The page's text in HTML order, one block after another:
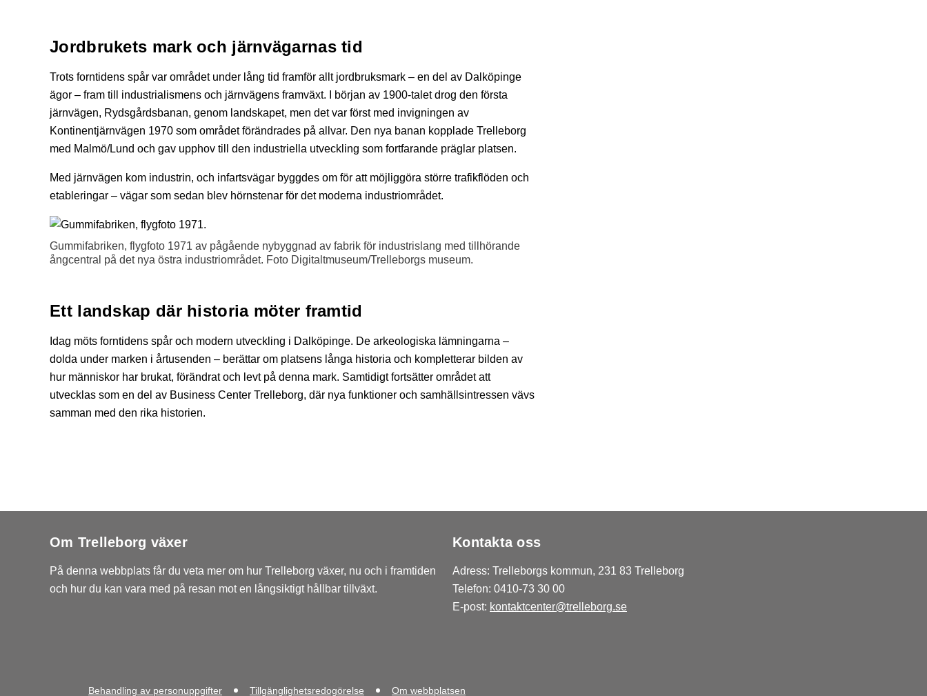
Jordbrukets mark och järnvägarnas tid
Trots forntidens spår var området under lång tid framför allt jordbruksmark – en del av Dalköpinge
ägor – fram till industrialismens och järnvägens framväxt. I början av 1900-talet drog den första
järnvägen, Rydsgårdsbanan, genom landskapet, men det var först med invigningen av
Kontinentjärnvägen 1970 som området förändrades på allvar. Den nya banan kopplade Trelleborg
med Malmö/Lund och gav upphov till den industriella utveckling som fortfarande präglar platsen.
Med järnvägen kom industrin, och infartsvägar byggdes om för att möjliggöra större trafikflöden och
etableringar – vägar som sedan blev hörnstenar för det moderna industriområdet.
Gummifabriken, flygfoto 1971 av pågående nybyggnad av fabrik för industrislang med tillhörande
ångcentral på det nya östra industriområdet. Foto Digitaltmuseum/Trelleborgs museum.
Ett landskap där historia möter framtid
Idag möts forntidens spår och modern utveckling i Dalköpinge. De arkeologiska lämningarna –
dolda under marken i årtusenden – berättar om platsens långa historia och kompletterar bilden av
hur människor har brukat, förändrat och levt på denna mark. Samtidigt fortsätter området att
utvecklas som en del av Business Center Trelleborg, där nya funktioner och samhällsintressen vävs
samman med den rika historien.
Om Trelleborg växer
På denna webbplats får du veta mer om hur Trelleborg växer, nu och i framtiden
och hur du kan vara med på resan mot en långsiktigt hållbar tillväxt.
Kontakta oss
Adress: Trelleborgs kommun, 231 83 Trelleborg
Telefon: 0410-73 30 00
E-post: kontaktcenter@trelleborg.se
Behandling av personuppgifter Tillgänglighetsredogörelse Om webbplatsen